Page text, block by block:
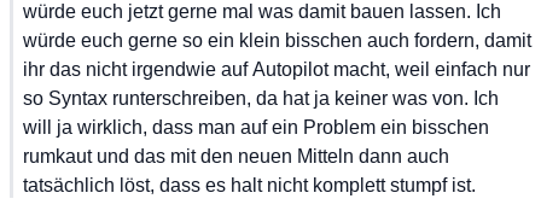
würde euch jetzt gerne mal was damit bauen lassen. Ich
würde euch gerne so ein klein bisschen auch fordern, damit
ihr das nicht irgendwie auf Autopilot macht, weil einfach nur
so Syntax runterschreiben, da hat ja keiner was von. Ich
will
ja wirklich, dass man auf ein Problem ein bisschen
rumkaut und das mit den neuen Mitteln dann auch
tatsächlich löst, dass es halt nicht komplett stumpf ist.